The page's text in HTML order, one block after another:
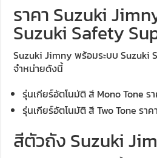
ราคา Suzuki
Suzuki Safety
Suzuki Jimny พร้อมระบบ Suzuki
จำหน่ายดังนี้
รุ่นเกียร์อัตโนมัติ สี Mono Tone ร
รุ่นเกียร์อัตโนมัติ สี Two Tone รา
สีตัวถัง Suzuki